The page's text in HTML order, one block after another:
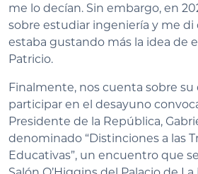
me lo decían. Sin embargo, en
sobre estudiar ingeniería y me
estaba gustando más la idea de
Patricio.
Finalmente, nos cuenta sobre su
participar en el desayuno
Presidente de la República,
denominado “Distinciones a las
Educativas”, un encuentro que